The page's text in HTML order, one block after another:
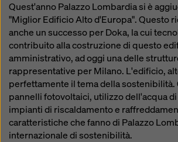
Quest'anno Palazzo Lombardia si è
"Miglior Edificio Alto d'Europa". Questo
anche un successo per Doka, la cui
contribuito alla costruzione di questo
amministrativo, ad oggi una delle
rappresentative per Milano. L'edificio,
perfettamente il tema della sostenibilità.
pannelli fotovoltaici, utilizzo dell'acqua
impianti di riscaldamento e
caratteristiche che fanno di Palazzo
internazionale di sostenibilità.